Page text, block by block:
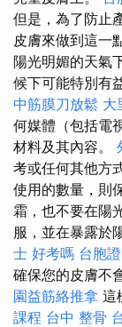
但是，為了防止
皮膚來做到這一
陽光明媚的天氣
候下可能特別有
中筋膜刀放鬆 大
何媒體（包括電
材料及其內容。
考或任何其他方
使用的數量，則
霜，也不要在陽
服，並在暴露於
士 好考嗎 台胞
確保您的皮膚不
園益筋絡推拿 這
課程 台中 整骨